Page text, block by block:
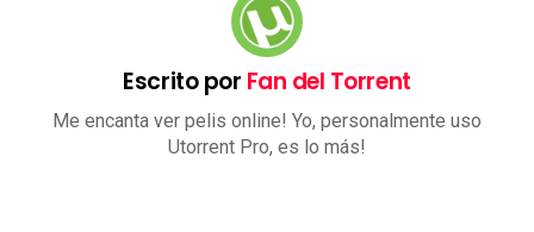
Escrito por Fan del Torrent
Me encanta ver pelis online! Yo, personalmente uso
Utorrent Pro, es lo más!